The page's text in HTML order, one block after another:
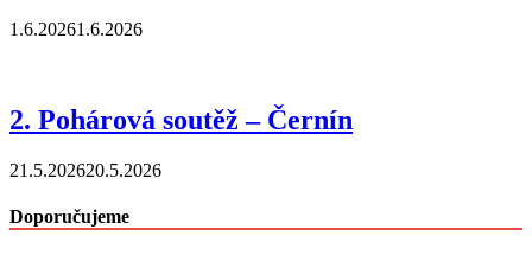
1.6.20261.6.2026
2. Pohárová soutěž – Černín
21.5.202620.5.2026
Doporučujeme